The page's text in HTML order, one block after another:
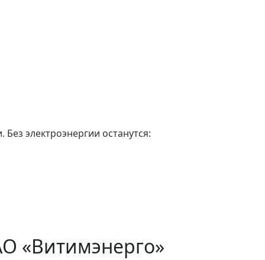
электроэнергии останутся:
«Витимэнерго»